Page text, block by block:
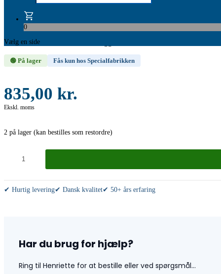
0
Vælg en side
Fuldsvejst konstruktion.
Let skrævende ben sikrer stabilitet.
Højde 0,47 – 0,96 m. – velegnet til lav opmuring.
Tilkøb den korrekte overligger.
🟢 På lager Fås kun hos Specialfabrikken
835,00 kr.
Ekskl. moms
2 på lager (kan bestilles som restordre)
antal
✔ Hurtig levering✔ Dansk kvalitet✔ 50+ års erfaring
Har du brug for hjælp?
Ring til Henriette for at bestille eller ved spørgsmål...